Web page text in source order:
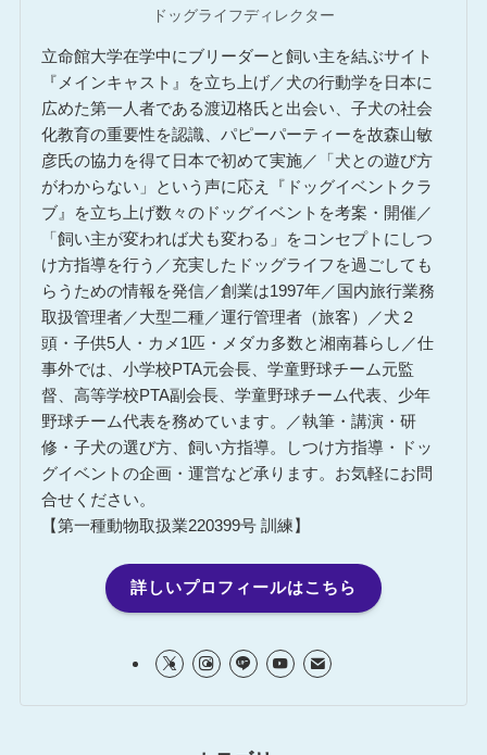
ドッグライフディレクター
立命館大学在学中にブリーダーと飼い主を結ぶサイト
『メインキャスト』を立ち上げ／犬の行動学を日本に
広めた第一人者である渡辺格氏と出会い、子犬の社会
化教育の重要性を認識、パピーパーティーを故森山敏
彦氏の協力を得て日本で初めて実施／「犬との遊び方
がわからない」という声に応え『ドッグイベントクラ
ブ』を立ち上げ数々のドッグイベントを考案・開催／
「飼い主が変われば犬も変わる」をコンセプトにしつ
け方指導を行う／充実したドッグライフを過ごしても
らうための情報を発信／創業は1997年／国内旅行業務
取扱管理者／大型二種／運行管理者（旅客）／犬２
頭・子供5人・カメ1匹・メダカ多数と湘南暮らし／仕
事外では、小学校PTA元会長、学童野球チーム元監
督、高等学校PTA副会長、学童野球チーム代表、少年
野球チーム代表を務めています。／執筆・講演・研
修・子犬の選び方、飼い方指導。しつけ方指導・ドッ
グイベントの企画・運営など承ります。お気軽にお問
合せください。
【第一種動物取扱業220399号 訓練】
詳しいプロフィールはこちら